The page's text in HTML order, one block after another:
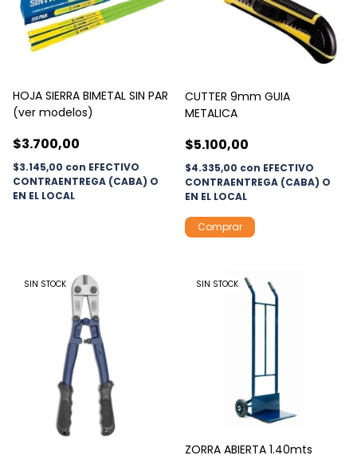
HOJA SIERRA BIMETAL SIN PAR
(ver modelos)
$3.700,00
$3.145,00 con EFECTIVO
CONTRAENTREGA (CABA) O
EN EL LOCAL
CUTTER 9mm GUIA
METALICA
$5.100,00
$4.335,00 con EFECTIVO
CONTRAENTREGA (CABA) O
EN EL LOCAL
SIN STOCK SIN STOCK
ZORRA ABIERTA 1.40mts